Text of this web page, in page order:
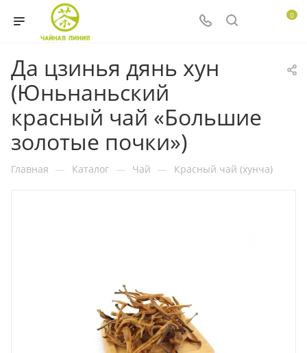
0
Да цзинья дянь хун
(Юньнаньский
красный чай «Большие
золотые почки»)
Главная — Каталог — Чай — Красный чай (хунча)